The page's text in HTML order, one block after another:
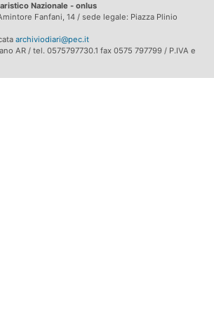
Nazionale - onlus
Fanfani, 14 / sede legale: Piazza Plinio
archiviodiari@pec.it
AR / tel. 0575797730.1 fax 0575 797799 / P.IVA e